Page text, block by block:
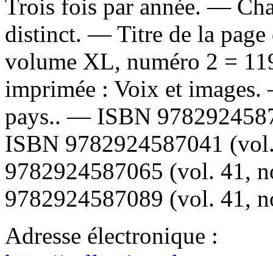
Trois fois par année. —
distinct. — Titre de la page
volume XL, numéro 2 =
imprimée : Voix et
pays.. — ISBN
ISBN 9782924587041
9782924587065 (vol. 41,
9782924587089 (vol. 41,
Adresse électronique :